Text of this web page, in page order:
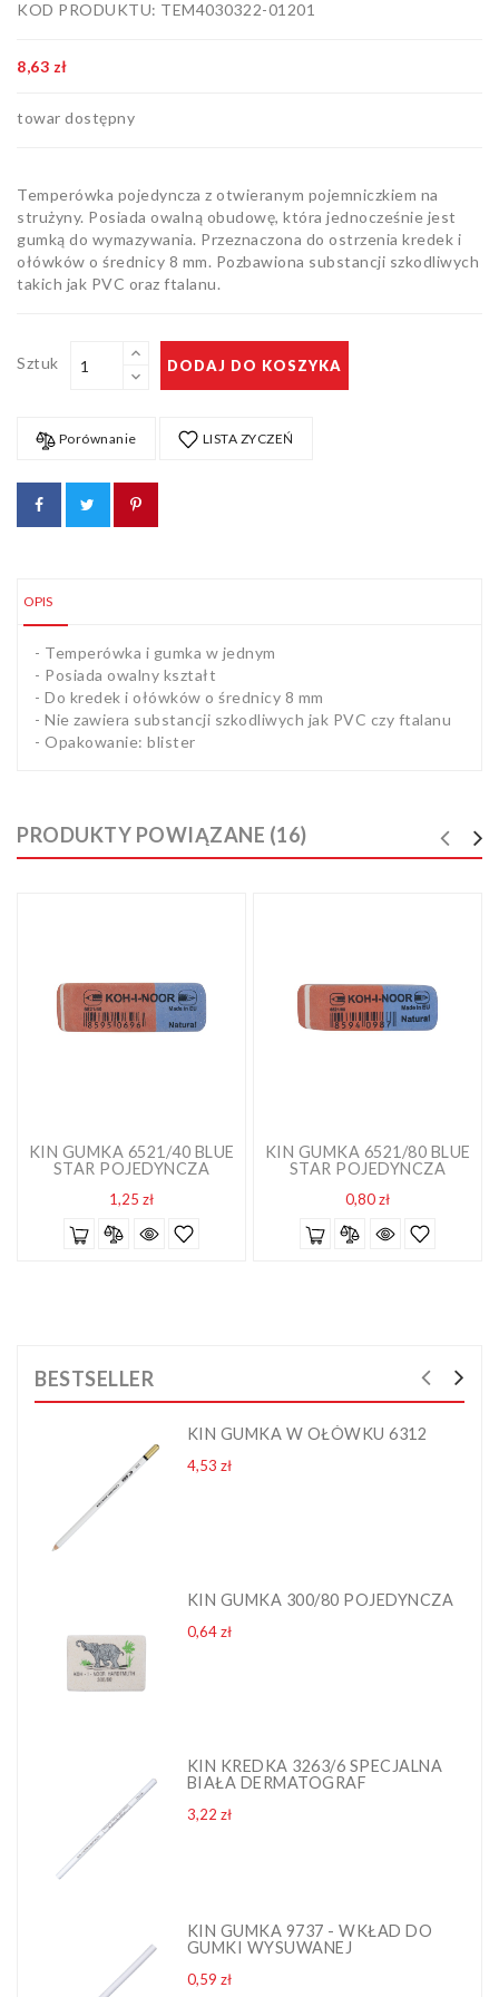
Artykuły
Pozostałe
KOD PRODUKTU: TEM4030322-01201
8,63 zł
towar dostępny
Temperówka pojedyncza z otwieranym pojemniczkiem na
strużyny. Posiada owalną obudowę, która jednocześnie jest
gumką do wymazywania. Przeznaczona do ostrzenia kredek i
ołówków o średnicy 8 mm. Pozbawiona substancji szkodliwych
takich jak PVC oraz ftalanu.
Sztuk DODAJ DO KOSZYKA
Porównanie LISTA ZYCZEŃ
OPIS
- Temperówka i gumka w jednym
- Posiada owalny kształt
- Do kredek i ołówków o średnicy 8 mm
- Nie zawiera substancji szkodliwych jak PVC czy ftalanu
- Opakowanie: blister
PRODUKTY POWIĄZANE (16)
KIN GUMKA 6521/40 BLUE
STAR POJEDYNCZA
1,25 złCena
KIN GUMKA 6521/80 BLUE
STAR POJEDYNCZA
0,80 złCena
BESTSELLER
KIN GUMKA W OŁÓWKU 6312
4,53 złCena
KIN GUMKA 300/80 POJEDYNCZA
0,64 złCena
KIN KREDKA 3263/6 SPECJALNA
BIAŁA DERMATOGRAF
3,22 złCena
KIN GUMKA 9737 - WKŁAD DO
GUMKI WYSUWANEJ
0,59 złCena